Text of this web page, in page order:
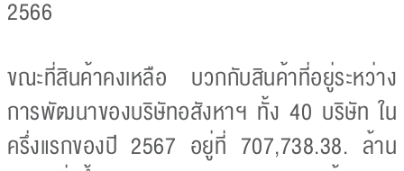
2566
ขณะที่สินค้าคงเหลือ บวกกับสินค้าที่อยู่ระหว่าง
การพัฒนาของบริษัทอสังหาฯ ทั้ง 40 บริษัท ใน
ครึ่งแรกของปี 2567 อยู่ที่ 707,738.38. ล้าน